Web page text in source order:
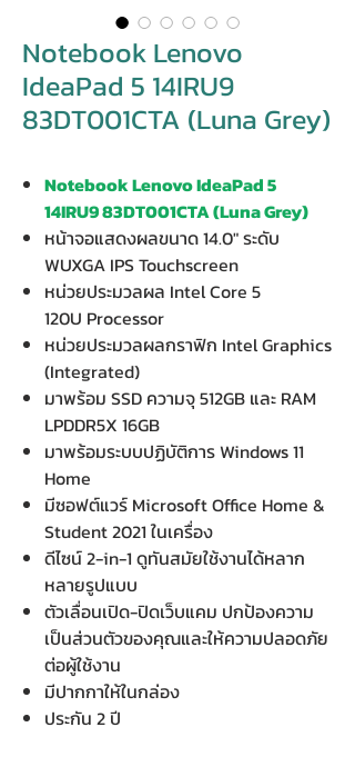
Notebook Lenovo
IdeaPad 5 14IRU9
83DT001CTA (Luna Grey)
Notebook Lenovo IdeaPad 5
14IRU9 83DT001CTA (Luna Grey)
หน้าจอแสดงผลขนาด 14.0" ระดับ
WUXGA IPS Touchscreen
หน่วยประมวลผล Intel Core 5
120U Processor
หน่วยประมวลผลกราฟิก Intel Graphics
(Integrated)
มาพร้อม SSD ความจุ 512GB และ RAM
LPDDR5X 16GB
มาพร้อมระบบปฏิบัติการ Windows 11
Home
มีซอฟต์แวร์ Microsoft Office Home &
Student 2021 ในเครื่อง
ดีไซน์ 2-in-1 ดูทันสมัยใช้งานได้หลาก
หลายรูปแบบ
ตัวเลื่อนเปิด-ปิดเว็บแคม ปกป้องความ
เป็นส่วนตัวของคุณและให้ความปลอดภัย
ต่อผู้ใช้งาน
มีปากกาให้ในกล่อง
ประกัน 2 ปี